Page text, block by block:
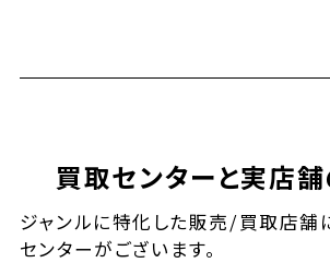
買取センターと実店
ジャンルに特化した販売/買取店舗
センターがございます。